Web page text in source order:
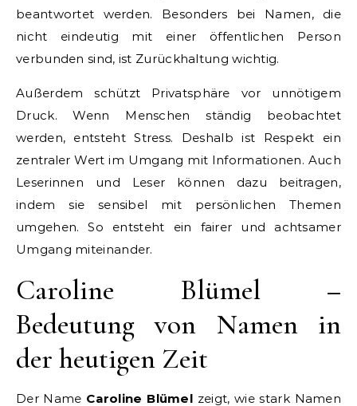
beantwortet werden. Besonders bei Namen, die
nicht eindeutig mit einer öffentlichen Person
verbunden sind, ist Zurückhaltung wichtig.
Außerdem schützt Privatsphäre vor unnötigem
Druck. Wenn Menschen ständig beobachtet
werden, entsteht Stress. Deshalb ist Respekt ein
zentraler Wert im Umgang mit Informationen. Auch
Leserinnen und Leser können dazu beitragen,
indem sie sensibel mit persönlichen Themen
umgehen. So entsteht ein fairer und achtsamer
Umgang miteinander.
Caroline Blümel –
Bedeutung von Namen in
der heutigen Zeit
Der Name Caroline Blümel zeigt, wie stark Namen